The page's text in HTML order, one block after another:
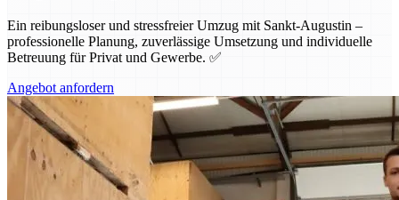
Ein reibungsloser und stressfreier Umzug mit Sankt-Augustin –
professionelle Planung, zuverlässige Umsetzung und individuelle
Betreuung für Privat und Gewerbe. ✅
Angebot anfordern